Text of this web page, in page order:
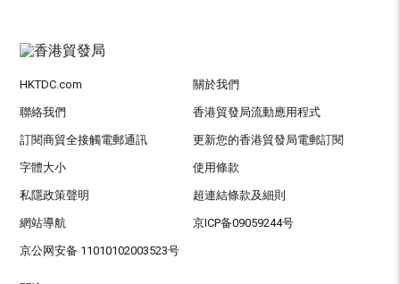
HKTDC.com 關於我們
聯絡我們 香港貿發局流動應用程式
訂閱商貿全接觸電郵通訊 更新您的香港貿發局電郵訂閱
字體大小 使用條款
私隱政策聲明 超連結條款及細則
網站導航 京ICP备09059244号
京公网安备 11010102003523号